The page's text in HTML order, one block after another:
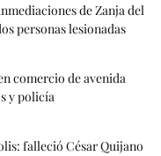
de Zanja del
personas lesionadas
comercio de avenida
y policía
falleció César Quijano